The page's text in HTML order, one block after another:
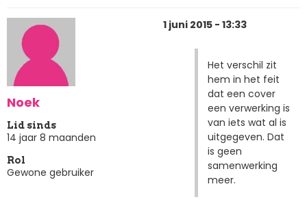
Noek
Lid sinds
14 jaar 8 maanden
Rol
Gewone gebruiker
1 juni 2015 - 13:33
Het verschil zit
hem in het feit
dat een cover
een verwerking is
van iets wat al is
uitgegeven. Dat
is geen
samenwerking
meer.